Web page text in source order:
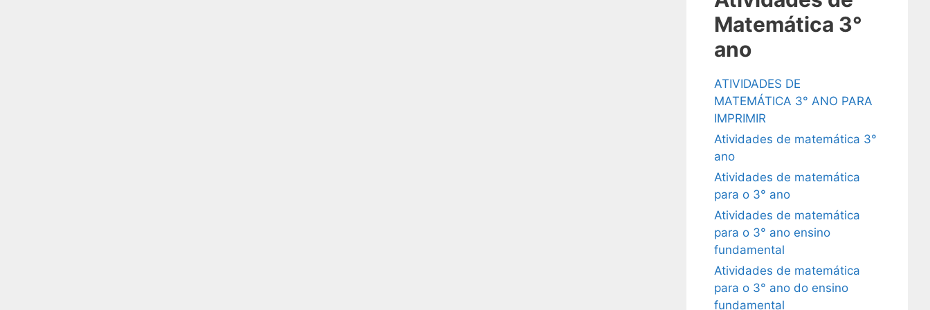
Matemática 3°
ano
ATIVIDADES DE
MATEMÁTICA 3° ANO PARA
IMPRIMIR
Atividades de matemática 3°
ano
Atividades de matemática
para o 3° ano
Atividades de matemática
para o 3° ano ensino
fundamental
Atividades de matemática
para o 3° ano do ensino
fundamental